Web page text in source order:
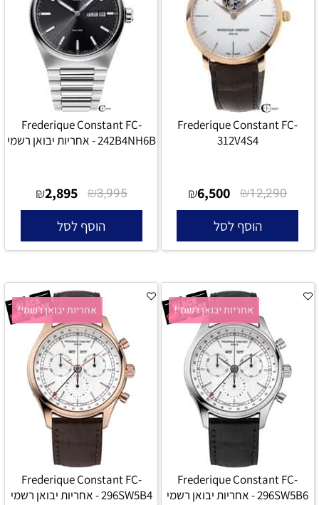
Frederique Constant FC-
312V4S4
₪12,290
₪6,500
הוסף לסל
Frederique Constant FC-
242B4NH6B - אחריות יבואן רשמי
₪3,995
₪2,895
הוסף לסל
אחריות יבואן רשמי!
Frederique Constant FC-
296SW5B6 - אחריות יבואן רשמי
אחריות יבואן רשמי!
Frederique Constant FC-
296SW5B4 - אחריות יבואן רשמי